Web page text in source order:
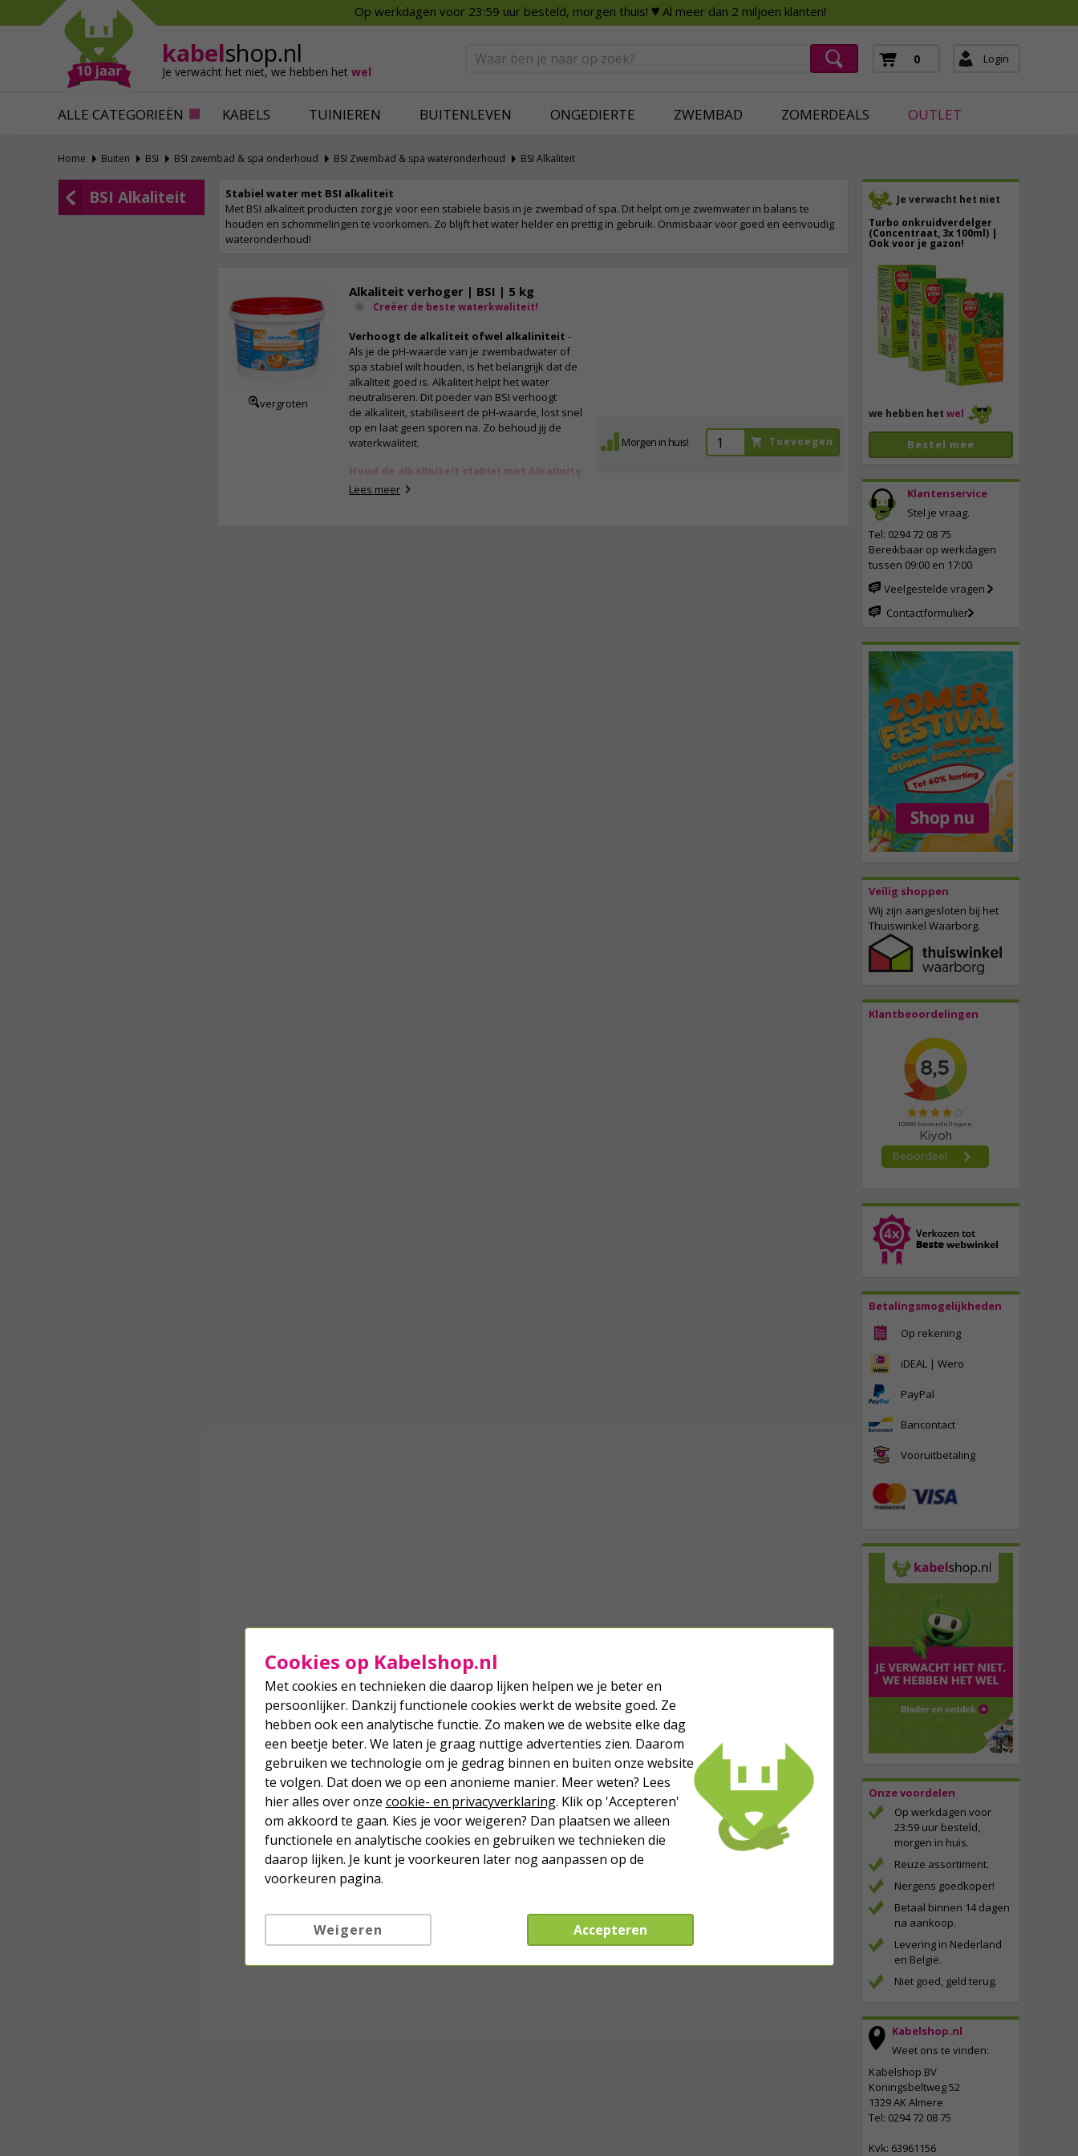
Op werkdagen voor 23:59 uur besteld, morgen thuis! ♥ Al meer dan 2 miljoen klanten!
kabelshop.nl
Je verwacht het niet, we hebben het wel
0 Login
ALLE CATEGORIEËN KABELS TUINIEREN BUITENLEVEN ONGEDIERTE ZWEMBAD ZOMERDEALS OUTLET
Mollen verjagen
Slakken bestrijden
Katten verjagen
Alles tegen ongedierte
Verfbenodigdheden
Behangbenodigdheden
Ventilatie
Smart Home
Deurbellen
Slimme beveiliging
Home Buiten BSI BSI zwembad & spa onderhoud BSI Zwembad & spa wateronderhoud BSI Alkaliteit
Je verwacht het niet
Turbo onkruidverdelger
(Concentraat, 3x 100ml) |
Ook voor je gazon!
40,
we hebben het wel
Bestel mee
Klantenservice
Stel je vraag.
Tel: 0294 72 08 75
Bereikbaar op werkdagen
tussen 09:00 en 17:00
Veelgestelde vragen
Contactformulier
Veilig shoppen
Wij zijn aangesloten bij het
Thuiswinkel Waarborg.
Klantbeoordelingen
Betalingsmogelijkheden
Op rekening
iDEAL | Wero
PayPal
Bancontact
Vooruitbetaling
Onze voordelen
Op werkdagen voor
23:59 uur besteld,
morgen in huis.
Reuze assortiment.
Nergens goedkoper!
Betaal binnen 14 dagen
na aankoop.
Levering in Nederland
en België.
Niet goed, geld terug.
Kabelshop.nl
Weet ons te vinden:
Kabelshop BV
Koningsbeltweg 52
1329 AK Almere
Tel: 0294 72 08 75
Kvk: 63961156
BSI Alkaliteit
Stabiel water met BSI alkaliteit
Met BSI alkaliteit producten zorg je voor een stabiele basis in je zwembad of spa. Dit helpt om je zwemwater in balans te
houden en schommelingen te voorkomen. Zo blijft het water helder en prettig in gebruik. Onmisbaar voor goed en eenvoudig
wateronderhoud!
vergroten
Alkaliteit verhoger | BSI | 5 kg
Creëer de beste waterkwaliteit!
Verhoogt de alkaliteit ofwel alkaliniteit -
Als je de pH-waarde van je zwembadwater of
spa stabiel wilt houden, is het belangrijk dat de
alkaliteit goed is. Alkaliteit helpt het water
neutraliseren. Dit poeder van BSI verhoogt
de alkaliteit, stabiliseert de pH-waarde, lost snel
op en laat geen sporen na. Zo behoud jij de
waterkwaliteit.
Houd de alkaliniteit stabiel met Alkalinity
De alkaliteit (ook wel alkaliniteit) van zwemwater
Lees meer
Morgen in huis! Toevoegen
Cookies op Kabelshop.nl
Met cookies en technieken die daarop lijken helpen we je beter en
persoonlijker. Dankzij functionele cookies werkt de website goed. Ze
hebben ook een analytische functie. Zo maken we de website elke dag
een beetje beter. We laten je graag nuttige advertenties zien. Daarom
gebruiken we technologie om je gedrag binnen en buiten onze website
te volgen. Dat doen we op een anonieme manier. Meer weten? Lees
hier alles over onze cookie- en privacyverklaring. Klik op 'Accepteren'
om akkoord te gaan. Kies je voor weigeren? Dan plaatsen we alleen
functionele en analytische cookies en gebruiken we technieken die
daarop lijken. Je kunt je voorkeuren later nog aanpassen op de
voorkeuren pagina.
Accepteren
Weigeren